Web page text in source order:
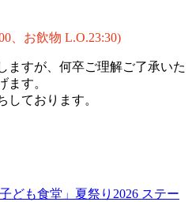
、お飲物 L.O.23:30)
ますが、何卒ご理解ご了承いた
ます。
しております。
ども食堂」夏祭り2026 ステー